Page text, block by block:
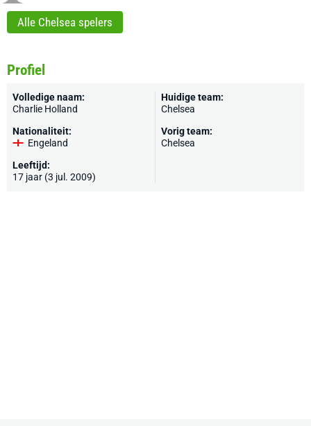
Alle Chelsea spelers
Profiel
Volledige naam:
Charlie Holland
Nationaliteit:
Engeland
Leeftijd:
17 jaar (3 jul. 2009)
Huidige team:
Chelsea
Vorig team:
Chelsea